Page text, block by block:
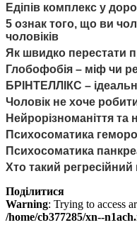
Едіпів комплекс у
5 ознак того, що ви
чоловіків
Як швидко перестати
Глобофобія – міф чи
БРІНТЕЛЛІКС –
Чоловік не хоче робити
Нейрорізноманіття та
Психосоматика
Психосоматика
Хто такий
Поділитися
Warning: Trying to access
/home/cb377285/xn--